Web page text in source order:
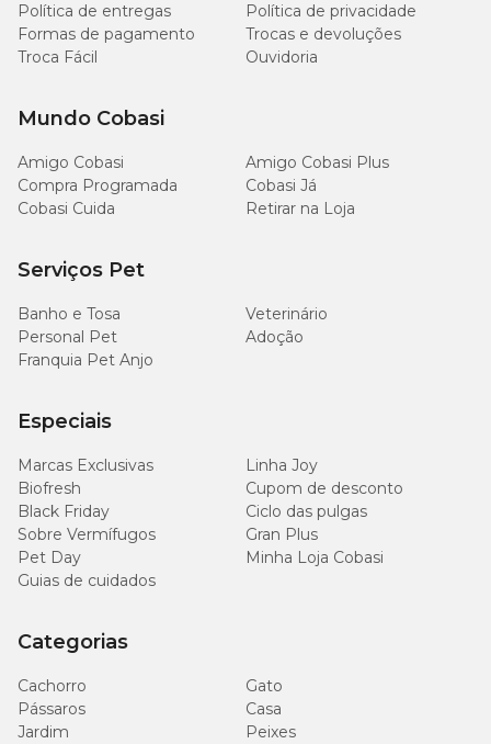
Política de entregas
Política de privacidade
Formas de pagamento
Trocas e devoluções
Troca Fácil
Ouvidoria
Mundo Cobasi
Amigo Cobasi
Amigo Cobasi Plus
Compra Programada
Cobasi Já
Cobasi Cuida
Retirar na Loja
Serviços Pet
Banho e Tosa
Veterinário
Personal Pet
Adoção
Franquia Pet Anjo
Especiais
Marcas Exclusivas
Linha Joy
Biofresh
Cupom de desconto
Black Friday
Ciclo das pulgas
Sobre Vermífugos
Gran Plus
Pet Day
Minha Loja Cobasi
Guias de cuidados
Categorias
Cachorro
Gato
Pássaros
Casa
Jardim
Peixes